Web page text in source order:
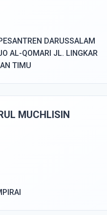
DARUSSALAM
AL-QOMARI JL. LINGKAR
TIMU
MUCHLISIN